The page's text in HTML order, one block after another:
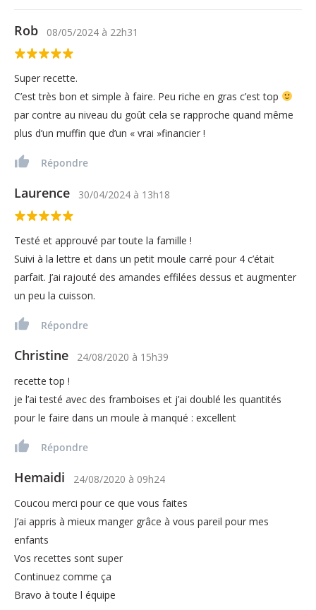
Rob 08/05/2024 à 22h31
Super recette.
C’est très bon et simple à faire. Peu riche en gras c’est top
par contre au niveau du goût cela se rapproche quand même
plus d’un muffin que d’un « vrai »financier !
Répondre
Laurence 30/04/2024 à 13h18
Testé et approuvé par toute la famille !
Suivi à la lettre et dans un petit moule carré pour 4 c’était
parfait. J’ai rajouté des amandes effilées dessus et augmenter
un peu la cuisson.
Répondre
Christine 24/08/2020 à 15h39
recette top !
je l’ai testé avec des framboises et j’ai doublé les quantités
pour le faire dans un moule à manqué : excellent
Répondre
Hemaidi 24/08/2020 à 09h24
Coucou merci pour ce que vous faites
J’ai appris à mieux manger grâce à vous pareil pour mes
enfants
Vos recettes sont super
Continuez comme ça
Bravo à toute l équipe